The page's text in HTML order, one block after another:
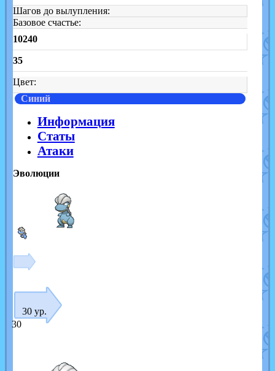
Шагов до вылупления:
Базовое счастье:
10240
35
Цвет:
Синий
Информация
Статы
Атаки
Эволюции
30
30 ур.